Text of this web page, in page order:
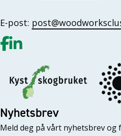
E-post:
Gå til vår Facebook
Gå til vår LinkedIn
Nyhetsbrev
Meld deg på vårt nyhetsbrev